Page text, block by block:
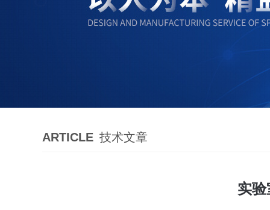
ARTICLE 技术文章
实